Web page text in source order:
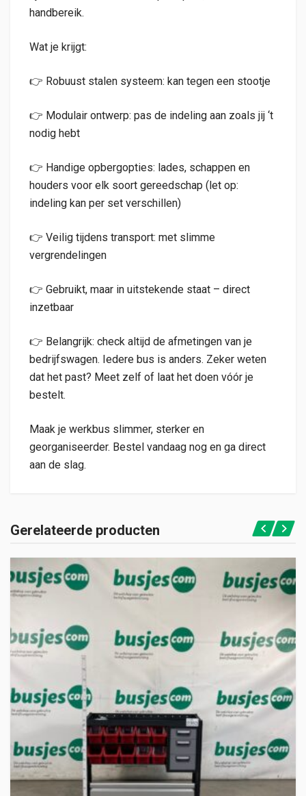
handbereik.
Wat je krijgt:
👉 Robuust stalen systeem: kan tegen een stootje
👉 Modulair ontwerp: pas de indeling aan zoals jij ‘t
nodig hebt
👉 Handige opbergopties: lades, schappen en
houders voor elk soort gereedschap (let op:
indeling kan per set verschillen)
👉 Veilig tijdens transport: met slimme
vergrendelingen
👉 Gebruikt, maar in uitstekende staat – direct
inzetbaar
👉 Belangrijk: check altijd de afmetingen van je
bedrijfswagen. Iedere bus is anders. Zeker weten
dat het past? Meet zelf of laat het doen vóór je
bestelt.
Maak je werkbus slimmer, sterker en
georganiseerder. Bestel vandaag nog en ga direct
aan de slag.
Gerelateerde producten